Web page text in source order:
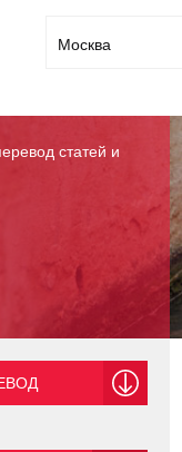
Москва
статей и